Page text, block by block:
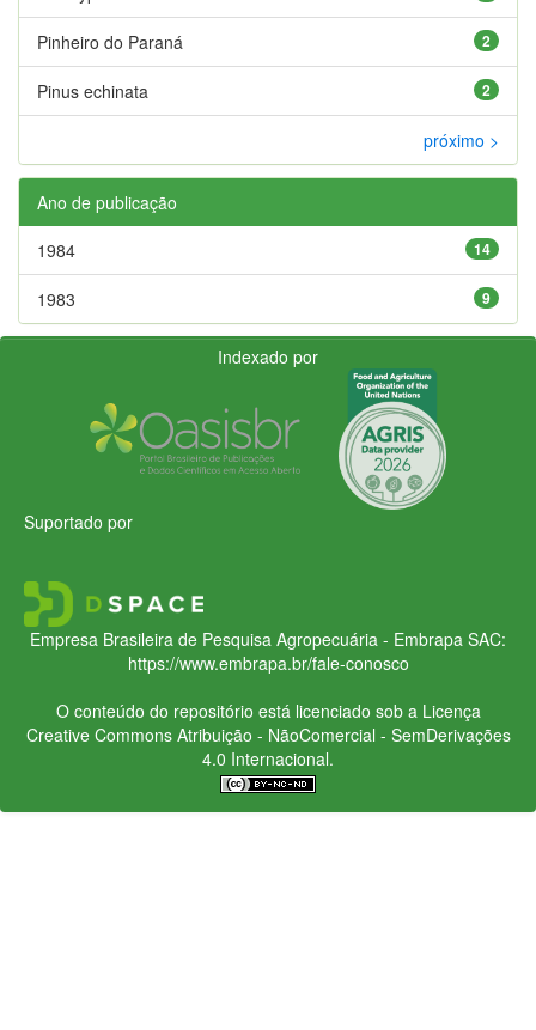
2
Pinheiro do Paraná
2
Pinus echinata
próximo >
Ano de publicação
14
1984
9
1983
Indexado por
Suportado por
Empresa Brasileira de Pesquisa Agropecuária - Embrapa SAC:
https://www.embrapa.br/fale-conosco
O conteúdo do repositório está licenciado sob a Licença
Creative CommonsAtribuição - NãoComercial - SemDerivações
4.0 Internacional.